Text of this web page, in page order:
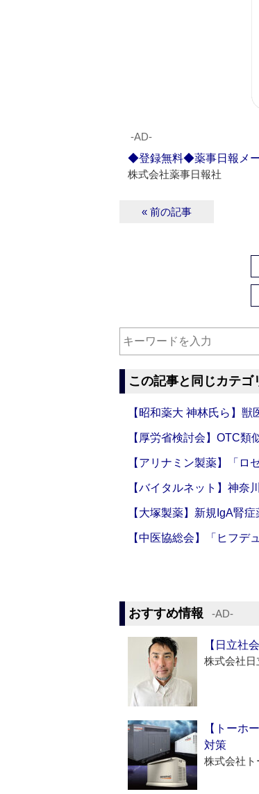
‐AD‐
◆登録無料◆薬事日報メ
株式会社薬事日報社
« 前の記事
この記事と同じカテゴ
【昭和薬大 神林氏ら】
【厚労省検討会】OTC類
【アリナミン製薬】「ロ
【バイタルネット】神奈
【大塚製薬】新規IgA腎
【中医協総会】「ヒフデ
おすすめ情報 ‐AD‐
【日立社
株式会社日
【トーホ
対策
株式会社ト